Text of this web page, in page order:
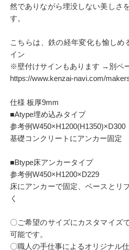
然でありながら埋没しない美しさ
す。
こちらは、鉄の経年変化も愉しめ
イン
※壁付けサインもあります →別ペ
https://www.kenzai-navi.com/
仕様 板厚9mm
■Atype埋め込みタイプ
参考例W450×H1200(H1350)×D300
基礎コンクリートにアンカー固定
■Btype床アンカータイプ
参考例W450×H1200×D229
床にアンカーで固定、ベースとリ
く
〇ご希望のサイズにカスタマイズ
可能です。
〇職人の手仕事によるオリジナル